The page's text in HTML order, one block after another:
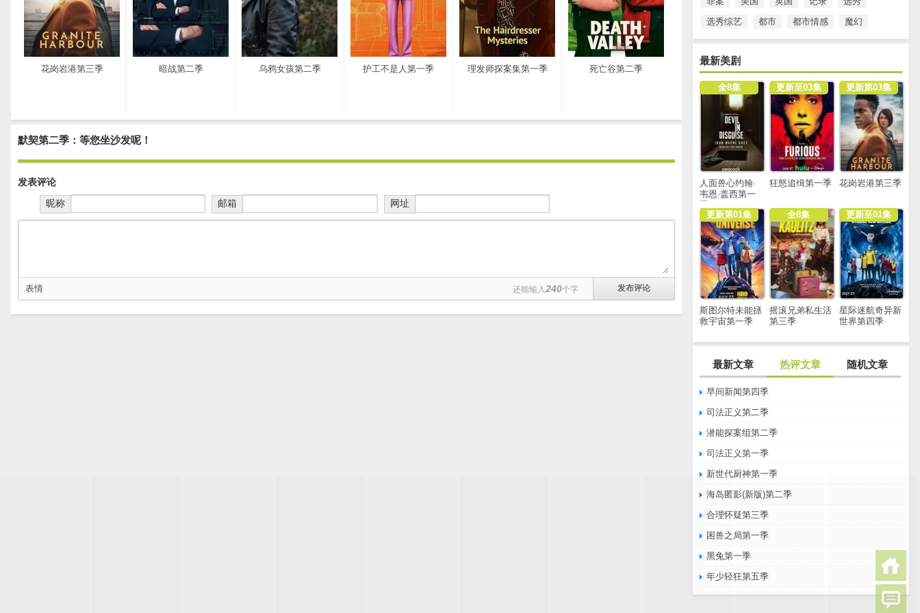
选秀综艺
都市 都市情感 魔幻
最新美剧
全8集
人面兽心约翰·
韦恩·盖西第一
季
更新至03集
狂怒追缉第一季
更新第03集
花岗岩港第三季
更新第01集
斯图尔特未能拯
救宇宙第一季
全8集
摇滚兄弟私生活
第三季
更新至01集
星际迷航奇异新
世界第四季
最新文章 热评文章 随机文章
早间新闻第四季
司法正义第二季
潜能探案组第二季
司法正义第一季
新世代厨神第一季
海岛匿影(新版)第二季
合理怀疑第三季
困兽之局第一季
黑兔第一季
年少轻狂第五季
花岗岩港第三季 暗战第二季 乌鸦女孩第二季 护工不是人第一季 理发师探案集第一季 死亡谷第二季
默契第二季：等您坐沙发呢！
发表评论
昵称
邮箱 网址
表情 还能输入 240个字